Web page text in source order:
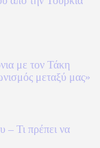
με τον Τάκη
μεταξύ μας»
– Τι πρέπει να